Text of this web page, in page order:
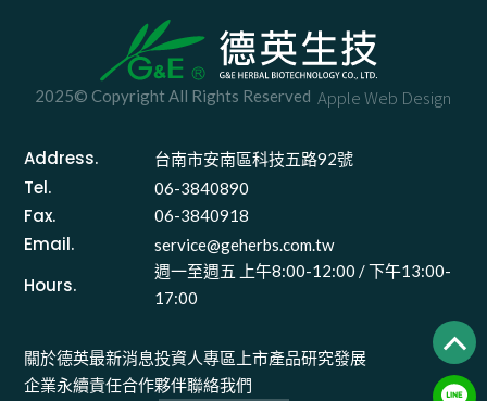
2025© Copyright All Rights Reserved Apple Web Design
Address. 台南市安南區科技五路92號
Tel. 06-3840890
Fax. 06-3840918
Email. service@geherbs.com.tw
Hours.
週一至週五 上午8:00-12:00 / 下午13:00-
17:00
關於德英最新消息投資人專區 上市產品研究發展
企業永續責任合作夥伴聯絡我們